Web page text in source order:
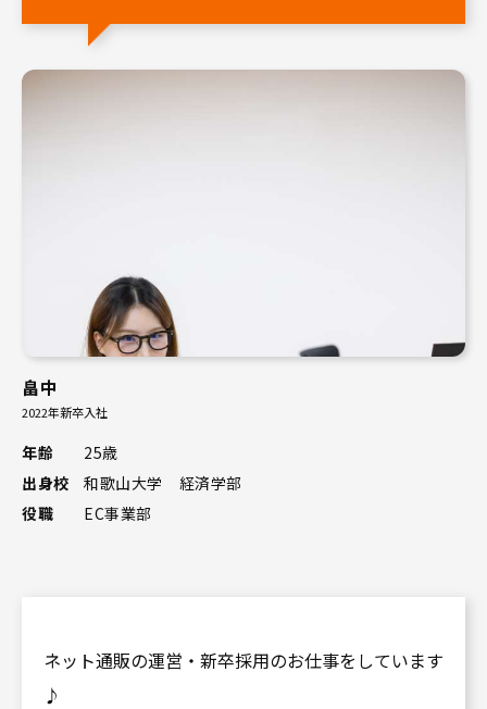
畠中
2022年新卒入社
年齢
25歳
出身校
和歌山大学 経済学部
役職
EC事業部
ネット通販の運営・新卒採用のお仕事をしています
♪